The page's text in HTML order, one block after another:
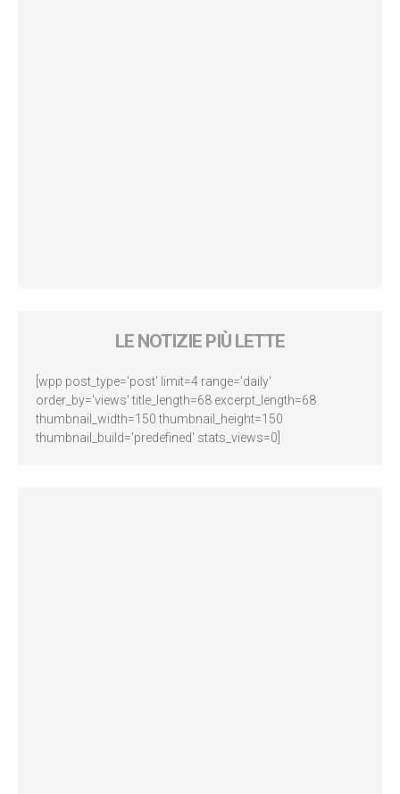
LE NOTIZIE PIÙ LETTE
[wpp post_type='post' limit=4 range='daily'
order_by='views' title_length=68 excerpt_length=68
thumbnail_width=150 thumbnail_height=150
thumbnail_build='predefined' stats_views=0]